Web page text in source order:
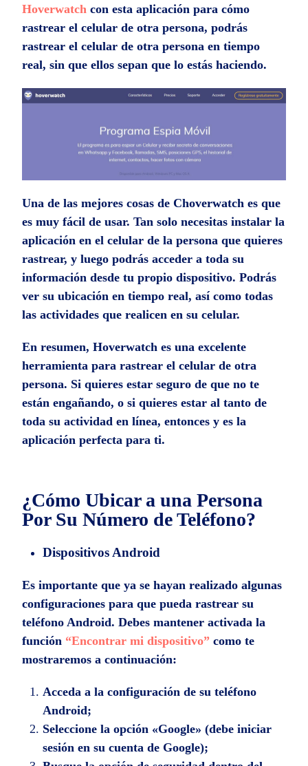
Hoverwatch con esta aplicación para cómo
rastrear el celular de otra persona, podrás
rastrear el celular de otra persona en tiempo
real, sin que ellos sepan que lo estás haciendo.
Una de las mejores cosas de Choverwatch es que
es muy fácil de usar. Tan solo necesitas instalar la
aplicación en el celular de la persona que quieres
rastrear, y luego podrás acceder a toda su
información desde tu propio dispositivo. Podrás
ver su ubicación en tiempo real, así como todas
las actividades que realicen en su celular.
En resumen, Hoverwatch es una excelente
herramienta para rastrear el celular de otra
persona. Si quieres estar seguro de que no te
están engañando, o si quieres estar al tanto de
toda su actividad en línea, entonces y es la
aplicación perfecta para ti.
¿Cómo Ubicar a una Persona
Por Su Número de Teléfono?
Dispositivos Android
Es importante que ya se hayan realizado algunas
configuraciones para que pueda rastrear su
teléfono Android. Debes mantener activada la
función “Encontrar mi dispositivo” como te
mostraremos a continuación:
Acceda a la configuración de su teléfono
Android;
Seleccione la opción «Google» (debe iniciar
sesión en su cuenta de Google);